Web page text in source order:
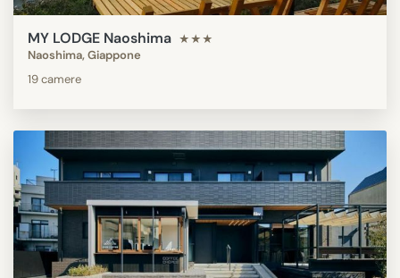
MY LODGE Naoshima ★★★
Naoshima, Giappone
19 camere